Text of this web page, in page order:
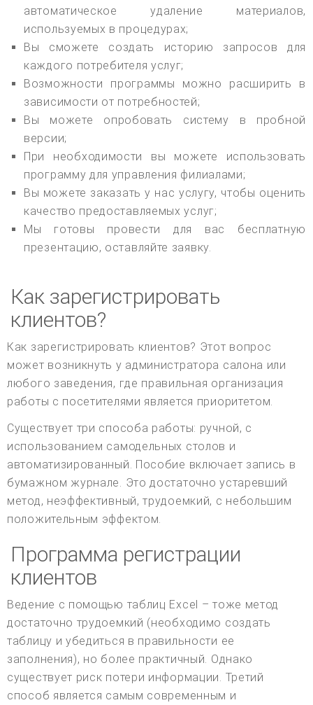
автоматическое удаление материалов,
используемых в процедурах;
Вы сможете создать историю запросов для
каждого потребителя услуг;
Возможности программы можно расширить в
зависимости от потребностей;
Вы можете опробовать систему в пробной
версии;
При необходимости вы можете использовать
программу для управления филиалами;
Вы можете заказать у нас услугу, чтобы оценить
качество предоставляемых услуг;
Мы готовы провести для вас бесплатную
презентацию, оставляйте заявку.
Как зарегистрировать
клиентов?
Как зарегистрировать клиентов? Этот вопрос
может возникнуть у администратора салона или
любого заведения, где правильная организация
работы с посетителями является приоритетом.
Существует три способа работы: ручной, с
использованием самодельных столов и
автоматизированный. Пособие включает запись в
бумажном журнале. Это достаточно устаревший
метод, неэффективный, трудоемкий, с небольшим
положительным эффектом.
Программа регистрации
клиентов
Ведение с помощью таблиц Excel – тоже метод
достаточно трудоемкий (необходимо создать
таблицу и убедиться в правильности ее
заполнения), но более практичный. Однако
существует риск потери информации. Третий
способ является самым современным и